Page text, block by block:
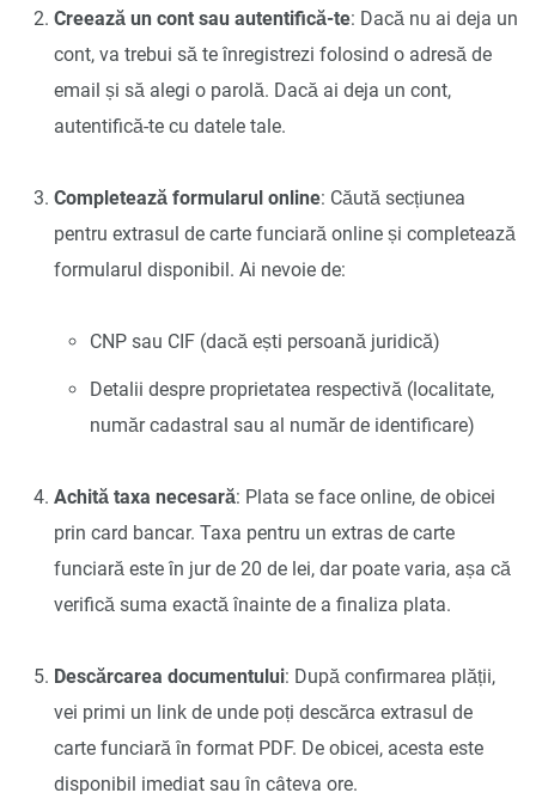
Creează un cont sau autentifică-te: Dacă nu ai deja un
cont, va trebui să te înregistrezi folosind o adresă de
email și să alegi o parolă. Dacă ai deja un cont,
autentifică-te cu datele tale.
Completează formularul online: Căută secțiunea
pentru extrasul de carte funciară online și completează
formularul disponibil. Ai nevoie de:
CNP sau CIF (dacă ești persoană juridică)
Detalii despre proprietatea respectivă (localitate,
număr cadastral sau al număr de identificare)
Achită taxa necesară: Plata se face online, de obicei
prin card bancar. Taxa pentru un extras de carte
funciară este în jur de 20 de lei, dar poate varia, așa că
verifică suma exactă înainte de a finaliza plata.
Descărcarea documentului: După confirmarea plății,
vei primi un link de unde poți descărca extrasul de
carte funciară în format PDF. De obicei, acesta este
disponibil imediat sau în câteva ore.